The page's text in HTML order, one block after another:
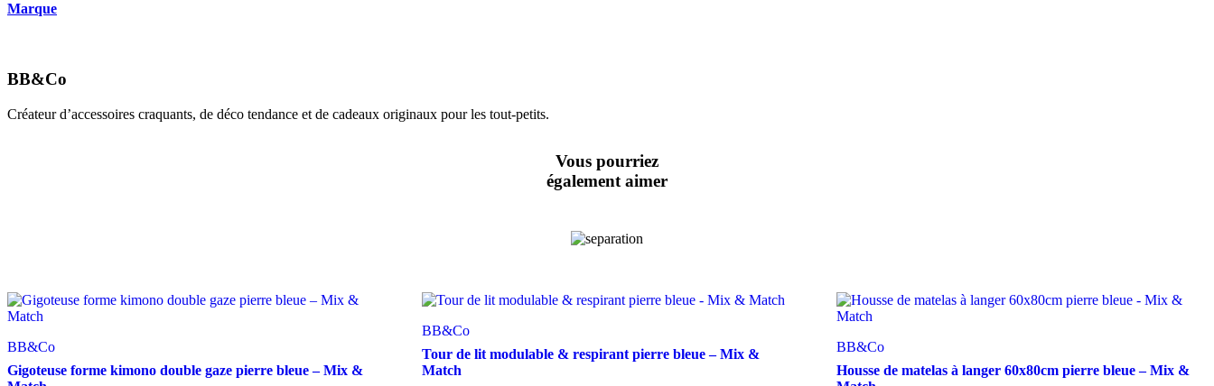
Marque
BB&Co
Créateur d’accessoires craquants, de déco tendance et de cadeaux originaux pour les tout-petits.
Vous pourriez
également aimer
BB&Co
Gigoteuse forme kimono double gaze pierre bleue – Mix &
BB&Co
Tour de lit modulable & respirant pierre bleue – Mix &
Match
BB&Co
Housse de matelas à langer 60x80cm pierre bleue – Mix &